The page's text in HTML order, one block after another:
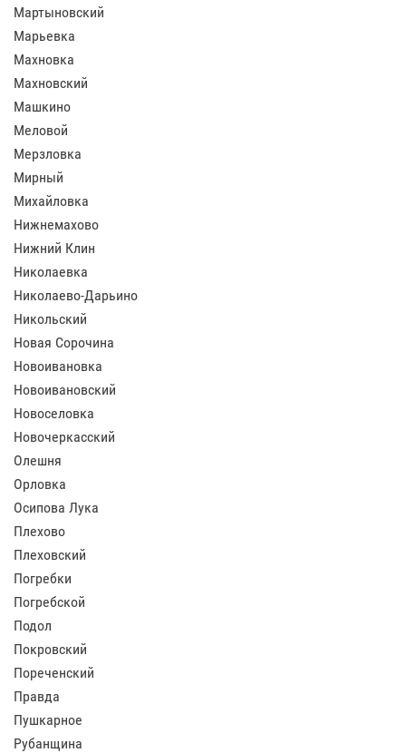
Мартыновский
Марьевка
Махновка
Махновский
Машкино
Меловой
Мерзловка
Мирный
Михайловка
Нижнемахово
Нижний Клин
Николаевка
Николаево-Дарьино
Никольский
Новая Сорочина
Новоивановка
Новоивановский
Новоселовка
Новочеркасский
Олешня
Орловка
Осипова Лука
Плехово
Плеховский
Погребки
Погребской
Подол
Покровский
Пореченский
Правда
Пушкарное
Рубанщина